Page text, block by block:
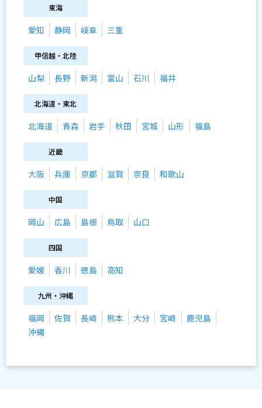
東海
愛知 静岡 岐阜 三重
甲信越・北陸
山梨 長野 新潟 富山 石川 福井
北海道・東北
北海道 青森 岩手 秋田 宮城 山形 福島
近畿
大阪 兵庫 京都 滋賀 奈良 和歌山
中国
岡山 広島 島根 鳥取 山口
四国
愛媛 香川 徳島 高知
九州・沖縄
福岡 佐賀 長崎 熊本 大分 宮崎
鹿児島
沖縄